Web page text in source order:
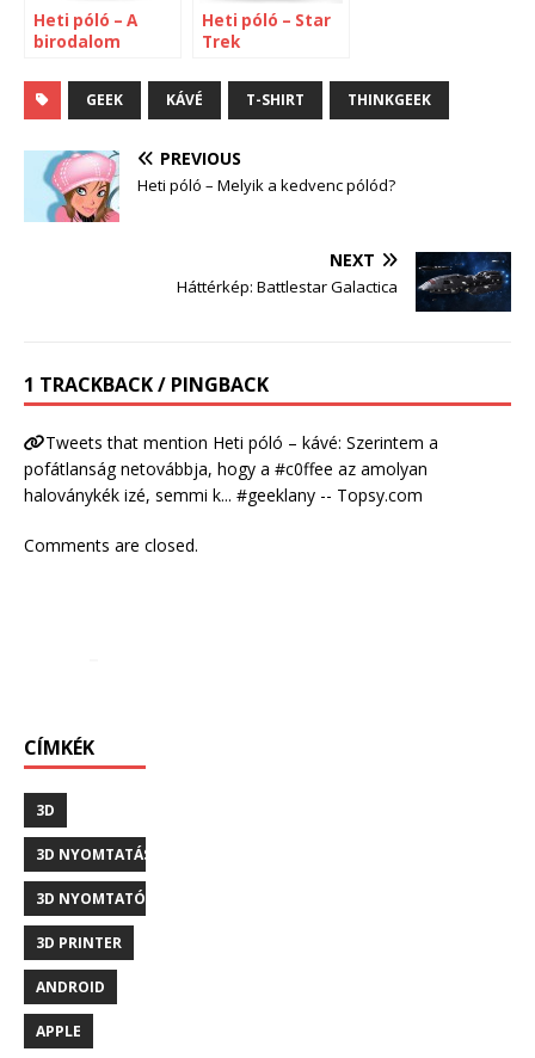
Heti póló – A
birodalom
Heti póló – Star
Trek
GEEK KÁVÉ T-SHIRT THINKGEEK
PREVIOUS
Heti póló – Melyik a kedvenc pólód?
NEXT
Háttérkép: Battlestar Galactica
1 TRACKBACK / PINGBACK
Tweets that mention Heti póló – kávé: Szerintem a
pofátlanság netovábbja, hogy a #c0ffee az amolyan
haloványkék izé, semmi k... #geeklany -- Topsy.com
Comments are closed.
CÍMKÉK
3D
3D NYOMTATÁS
3D NYOMTATÓ
3D PRINTER
ANDROID
APPLE